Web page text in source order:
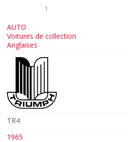
1
AUTO
Voitures de collection
Anglaises
TR4
1965